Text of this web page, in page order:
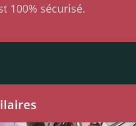
100% sécurisé.